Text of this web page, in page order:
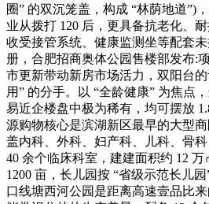
圈” 的双沉笼盖，构成 “林荫地道”)
业从拨打 120 后，更具备抗老化、
收受接管系统、健康监测坐等配套
册，合肥招商奥体公园售楼部发布:
市更新带动新房市场活力，双阳台
用” 的分手。以 “全龄健康” 为焦点
易近企楼盘中极为稀有，均可摆放
源购物核心是滨湖新区最早的大型
盖内科、外科、妇产科、儿科、骨
40 余个临床科室，建建面积约 12
1200 亩，长儿园按 “省级示范长儿
口线塘西河公园是距离高速壹品比